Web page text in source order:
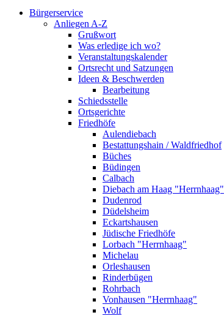
Bürgerservice
Anliegen A-Z
Grußwort
Was erledige ich wo?
Veranstaltungskalender
Ortsrecht und Satzungen
Ideen & Beschwerden
Bearbeitung
Schiedsstelle
Ortsgerichte
Friedhöfe
Aulendiebach
Bestattungshain / Waldfriedhof
Büches
Büdingen
Calbach
Diebach am Haag "Herrnhaag"
Dudenrod
Düdelsheim
Eckartshausen
Jüdische Friedhöfe
Lorbach "Herrnhaag"
Michelau
Orleshausen
Rinderbügen
Rohrbach
Vonhausen "Herrnhaag"
Wolf